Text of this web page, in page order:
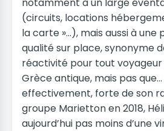
(circuits, locations
la carte »…), mais aussi à une
qualité sur place, synonyme
réactivité pour tout
Grèce antique, mais pas
effectivement, forte de son
groupe Marietton en 2018,
aujourd’hui pas moins d’une